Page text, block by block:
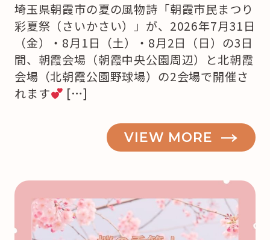
埼玉県朝霞市の夏の風物詩「朝霞市民まつり
彩夏祭（さいかさい）」が、2026年7月31日
（金）・8月1日（土）・8月2日（日）の3日
間、朝霞会場（朝霞中央公園周辺）と北朝霞
会場（北朝霞公園野球場）の2会場で開催さ
れます
[…]
VIEW MORE